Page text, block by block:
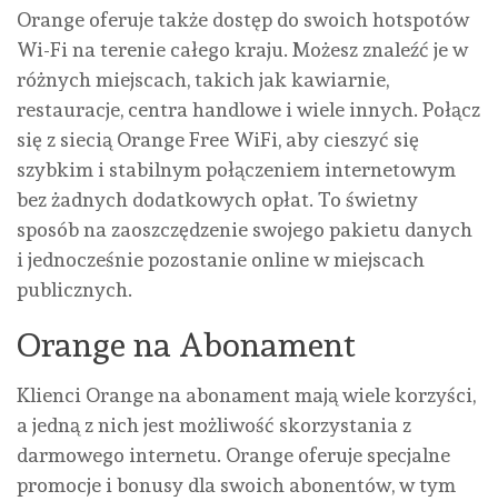
Orange oferuje także dostęp do swoich hotspotów
Wi-Fi na terenie całego kraju. Możesz znaleźć je w
różnych miejscach, takich jak kawiarnie,
restauracje, centra handlowe i wiele innych. Połącz
się z siecią Orange Free WiFi, aby cieszyć się
szybkim i stabilnym połączeniem internetowym
bez żadnych dodatkowych opłat. To świetny
sposób na zaoszczędzenie swojego pakietu danych
i jednocześnie pozostanie online w miejscach
publicznych.
Orange na Abonament
Klienci Orange na abonament mają wiele korzyści,
a jedną z nich jest możliwość skorzystania z
darmowego internetu. Orange oferuje specjalne
promocje i bonusy dla swoich abonentów, w tym